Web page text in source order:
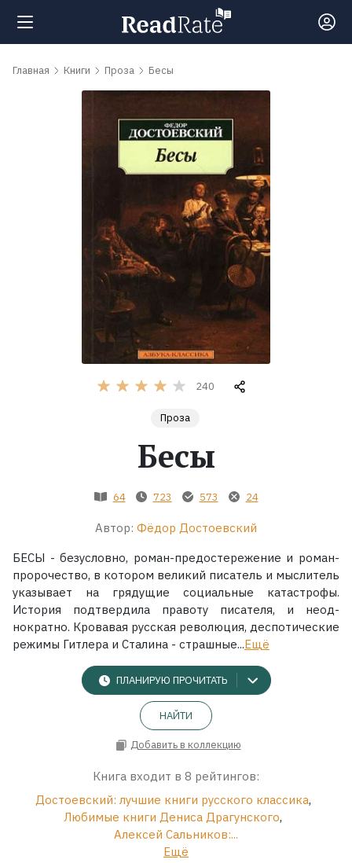
Поиск
Главная Книги Проза Бесы
240
Проза
Бесы
64 723 573 24
Автор: Фёдор Достоевский
БЕСЫ - безусловно, роман-предостережение и роман-
проро­чество, в котором великий писатель и мыслитель
указывает на грядущие социальные катастрофы.
История подтвердила правоту писателя, и неод­
нократно. Кровавая русская революция, деспотические
режимы Гитлера и Сталина - страшные...Ещё
ПЛАНИРУЮ ПРОЧИТАТЬ
НАЙТИ
Добавить в коллекцию
Книга входит в 8 рейтингов:
Достоевский: лучшие книги русского классика,
Любимые книги Дениса Драгунского,
Алексей Сальников:...
Ещё